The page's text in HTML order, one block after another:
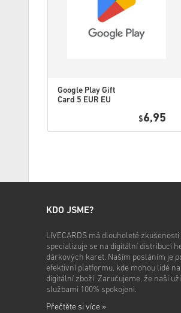
Google Play Gift
Card 5 EUR EU
$6,95
KDO JSME?
LIVECARDS má dlouholeté
specializuje se na digitální distribuci
dárkových karet. Naším posláním je
efektivní platformu, kde mohou lidé
digitální zboží. Zaručujeme, že naši
službami 100% spokojeni.
Přečtěte si více »